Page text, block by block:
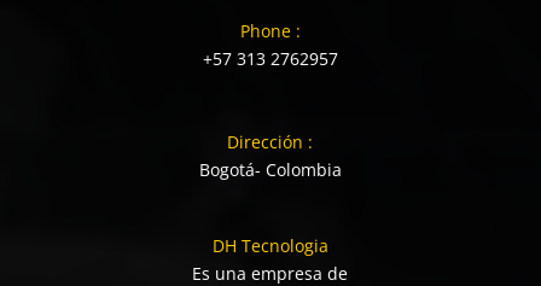
Phone :
+57 313 2762957
Dirección :
Bogotá- Colombia
DH Tecnologia
Es una empresa de